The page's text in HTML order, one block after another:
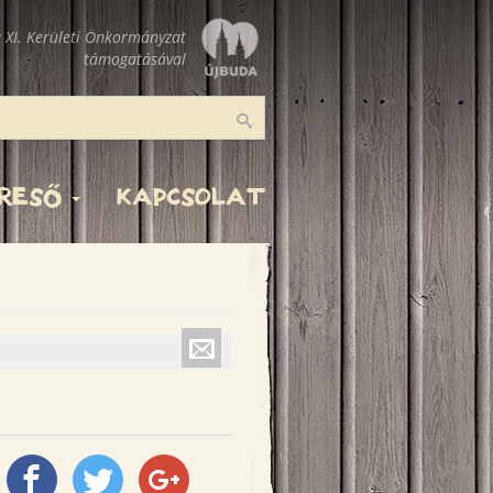
XI. Kerületi Önkormányzat
támogatásával
Keresés
KAPCSOLAT
Küldés
emailben